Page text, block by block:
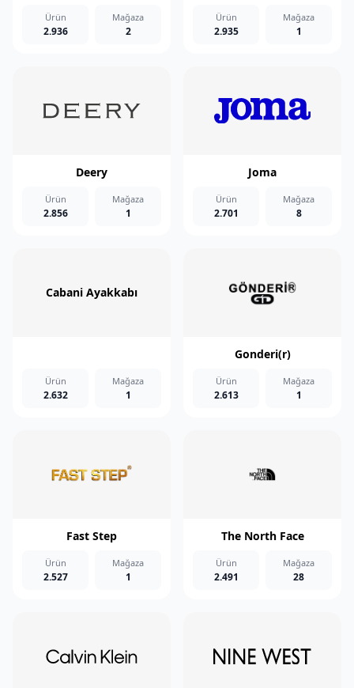
Ürün
2.936
Mağaza
2
Ürün
2.935
Mağaza
1
Deery
Ürün
2.856
Mağaza
1
Joma
Ürün
2.701
Mağaza
8
Cabani Ayakkabı
Ürün
2.632
Mağaza
1
Gonderi(r)
Ürün
2.613
Mağaza
1
Fast Step
Ürün
2.527
Mağaza
1
The North Face
Ürün
2.491
Mağaza
28